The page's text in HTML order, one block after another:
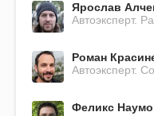
Ярослав
Автоэксперт.
Роман
Автоэксперт.
Феликс